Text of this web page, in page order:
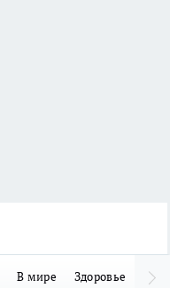
В мире Здоровье